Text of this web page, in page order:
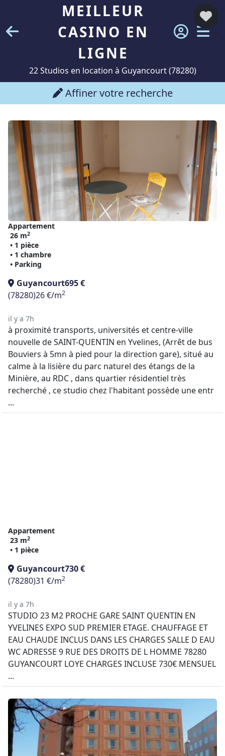
MEILLEUR
CASINO EN
LIGNE
22 Studios en location à Guyancourt (78280)
Affiner votre recherche
Appartement
26 m2
• 1 pièce
• 1 chambre
• Parking
Guyancourt695 €
(78280)26 €/m2
il y a 7h
à proximité transports, universités et centre-ville
nouvelle de SAINT-QUENTIN en Yvelines, (Arrêt de bus
Bouviers à 5mn à pied pour la direction gare), situé au
calme à la lisière du parc naturel des étangs de la
Minière, au RDC , dans quartier résidentiel très
recherché , ce studio chez l'habitant possède une entr
...
Appartement
23 m2
• 1 pièce
Guyancourt730 €
(78280)31 €/m2
il y a 7h
STUDIO 23 M2 PROCHE GARE SAINT QUENTIN EN
YVELINES EXPO SUD PREMIER ETAGE. CHAUFFAGE ET
EAU CHAUDE INCLUS DANS LES CHARGES SALLE D EAU
WC ADRESSE 9 RUE DES DROITS DE L HOMME 78280
GUYANCOURT LOYE CHARGES INCLUSE 730€ MENSUEL
...